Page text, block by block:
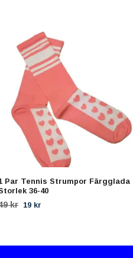
Par Tennis Strumpor Färgglada
36-40
kr 19 kr